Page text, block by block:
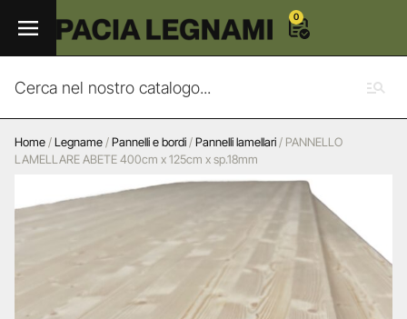
0
Home/Legname/Pannelli e bordi/Pannelli lamellari/ PANNELLO
LAMELLARE ABETE 400cm x 125cm x sp.18mm